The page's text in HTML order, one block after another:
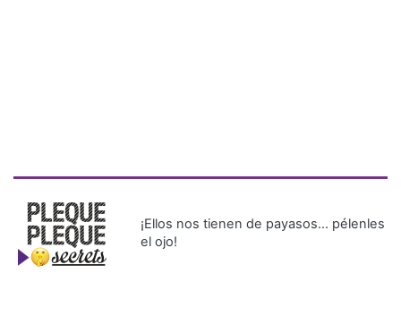
¡Ellos nos tienen de payasos… pélenles
el ojo!